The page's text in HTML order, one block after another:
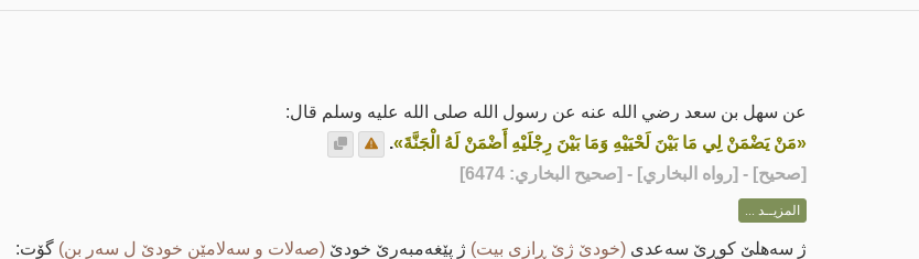
عن سهل بن سعد رضي الله عنه عن رسول الله صلى الله عليه وسلم قال:
«مَنْ يَضْمَنْ لِي مَا بَيْنَ لَحْيَيْهِ وَمَا بَيْنَ رِجْلَيْهِ أَضْمَنْ لَهُ الْجَنَّةَ».
[صحيح] - [رواه البخاري] - [صحيح البخاري: 6474]
المزيــد ...
ژ سه‌هلێ كوڕێ سه‌عدی (خودێ ژێ ڕازی بیت) ژ پێغەمبەرێ خودێ (صەلات و سەلامێن خودێ ل سەر بن) گۆت: